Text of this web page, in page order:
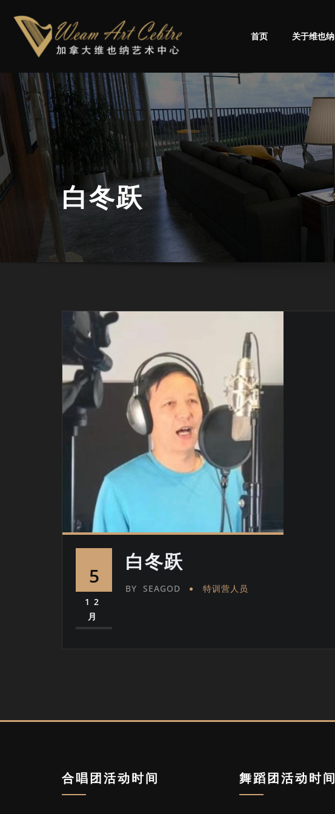
首页 关于维也纳
白冬跃
5
12
月
白冬跃
BY SEAGOD 特训营人员
合唱团活动时间 舞蹈团活动时间